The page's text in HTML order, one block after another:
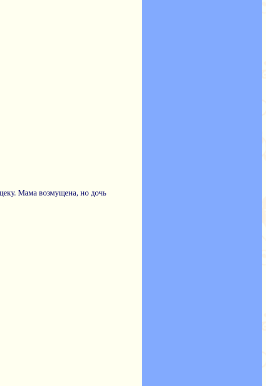
Мама возмущена, но дочь